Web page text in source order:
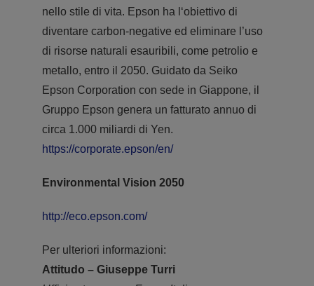
nello stile di vita. Epson ha l‘obiettivo di
diventare carbon-negative ed eliminare l’uso
di risorse naturali esauribili, come petrolio e
metallo, entro il 2050. Guidato da Seiko
Epson Corporation con sede in Giappone, il
Gruppo Epson genera un fatturato annuo di
circa 1.000 miliardi di Yen.
https://corporate.epson/en/
Environmental Vision 2050
http://eco.epson.com/
Per ulteriori informazioni:
Attitudo – Giuseppe Turri